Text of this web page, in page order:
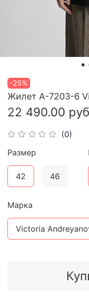
-25%
(0)
Жилет A-7203-6
22 490.00 руб
Размер
42 46
Марка
Victoria